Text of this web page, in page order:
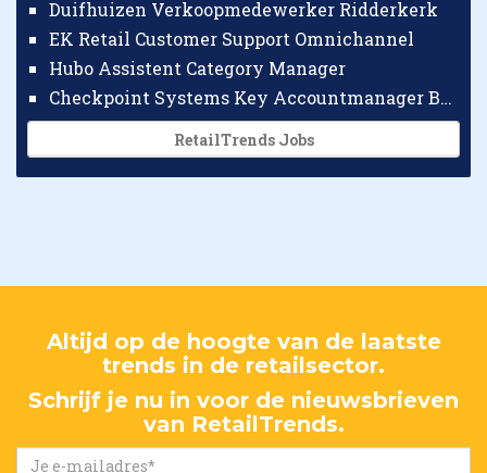
Duifhuizen Verkoopmedewerker Ridderkerk
EK Retail Customer Support Omnichannel
Hubo Assistent Category Manager
Checkpoint Systems Key Accountmanager Benelux
RetailTrends Jobs
Altijd op de hoogte van de laatste
trends in de retailsector.
Schrijf je nu in voor de nieuwsbrieven
van RetailTrends.